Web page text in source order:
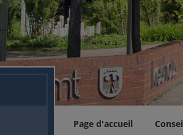
Page d'accueil